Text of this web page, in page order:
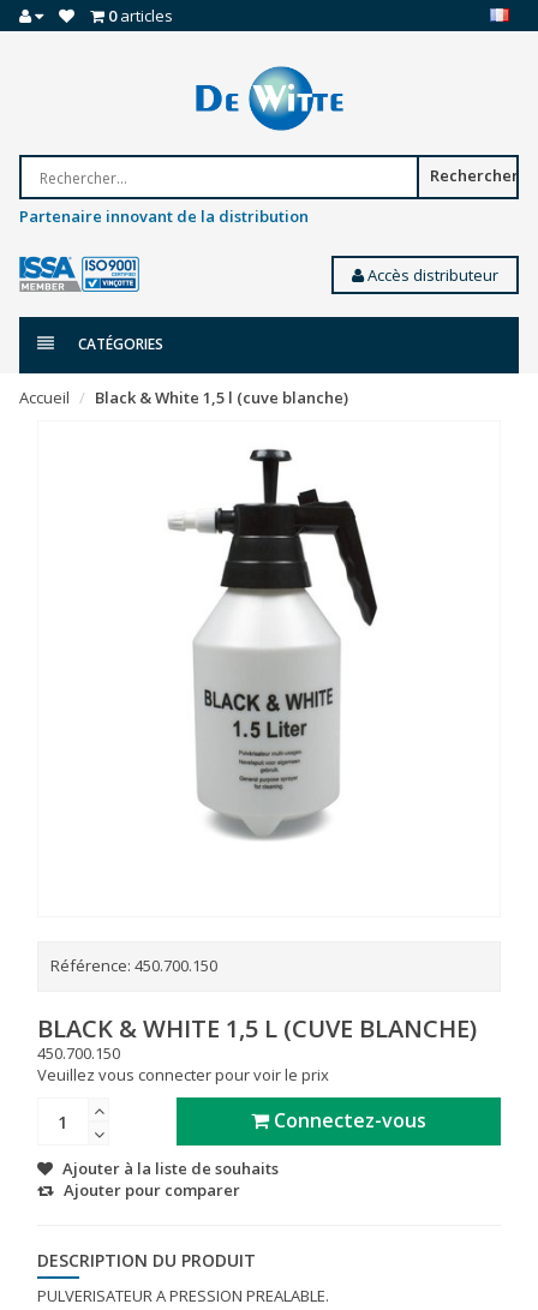
0articles
Rechercher
Partenaire innovant de la distribution
Accès distributeur
CATÉGORIES
Accueil Black & White 1,5 l (cuve blanche)
Référence: 450.700.150
BLACK & WHITE 1,5 L (CUVE BLANCHE)
450.700.150
Veuillez vous connecter pour voir le prix
Connectez-vous
Ajouter à la liste de souhaits
Ajouter pour comparer
DESCRIPTION DU PRODUIT
PULVERISATEUR A PRESSION PREALABLE.